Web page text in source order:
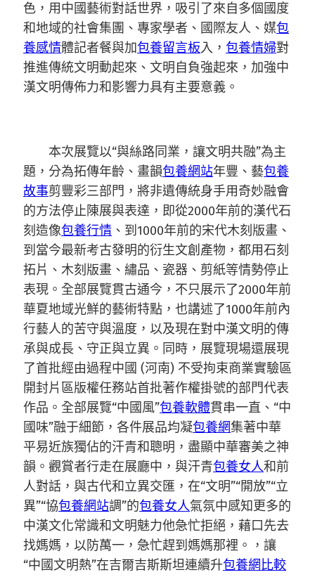
色，用中國藝術對話世界，吸引了來自多個國度
和地域的社會集團、專家學者、國際友人、媒包
養感情體記者餐與加包養留言板入， 包養情婦對
推進傳統文明動起來、文明自負強起來，加強中
漢文明傳佈力和影響力具有主要意義。
本次展覽以“與絲路同業，讓文明共融”為主
題，分為拓傳年齡、畫韻包養網站年豐、藝包養
故事剪豐彩三部門，將非遺傳統身手用奇妙融會
的方法停止陳展與表達，即從2000年前的漢代石
刻造像包養行情 、到1000年前的宋代木刻版畫、
到當今最新考古發明的衍生文創產物，都用石刻
拓片、木刻版畫、繡品、瓷器、剪紙等情勢停止
表現。全部展覽貫古通今，不只展示了2000年前
華夏地域光鮮的藝術特點，也講述了1000年前內
行藝人的苦守與溫度，以及現在對中漢文明的傳
承與成長、守正與立異。同時，展覽現場還展現
了首批經由過程中國 (河南) 不受拘束商業實驗區
開封片區版權任務站首批著作權掛號的部門代表
作品。全部展覽“中國風”包養軟體貫串一直、“中
國味”融于細節，各件展品均凝包養網集著中華
平易近族獨佔的汗青和聰明，盡顯中華審美之神
韻。觀賞者行走在展廳中，與汗青包養女人和前
人對話，與古代和立異交匯，在“文明”“開放”“立
異”“協包養網站調”的包養女人氣氛中感知更多的
中漢文化常識和文明魅力他急忙拒絕，藉口先去
找媽媽，以防萬一，急忙趕到媽媽那裡。，讓
“中國文明熱”在吉爾吉斯斯坦連續升包養網比較